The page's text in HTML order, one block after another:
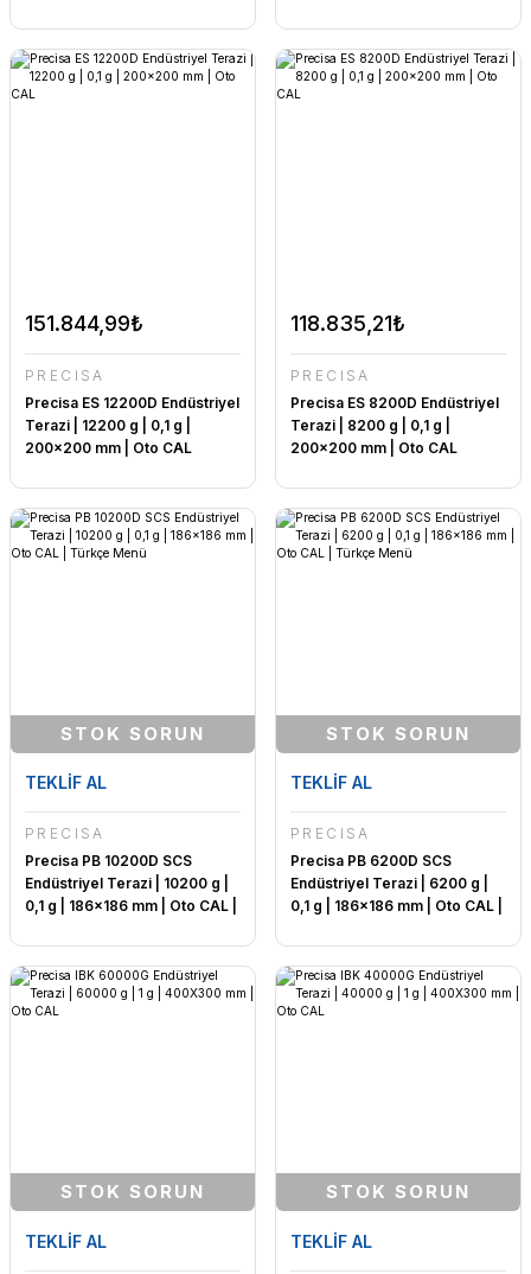
151.844,99₺
PRECİSA
Precisa ES 12200D Endüstriyel
Terazi | 12200 g | 0,1 g |
200x200 mm | Oto CAL
118.835,21₺
PRECİSA
Precisa ES 8200D Endüstriyel
Terazi | 8200 g | 0,1 g |
200x200 mm | Oto CAL
STOK SORUN
TEKLİF AL
PRECİSA
Precisa PB 10200D SCS
Endüstriyel Terazi | 10200 g |
0,1 g | 186x186 mm | Oto CAL |
STOK SORUN
TEKLİF AL
PRECİSA
Precisa PB 6200D SCS
Endüstriyel Terazi | 6200 g |
0,1 g | 186x186 mm | Oto CAL |
STOK SORUN
TEKLİF AL
STOK SORUN
TEKLİF AL